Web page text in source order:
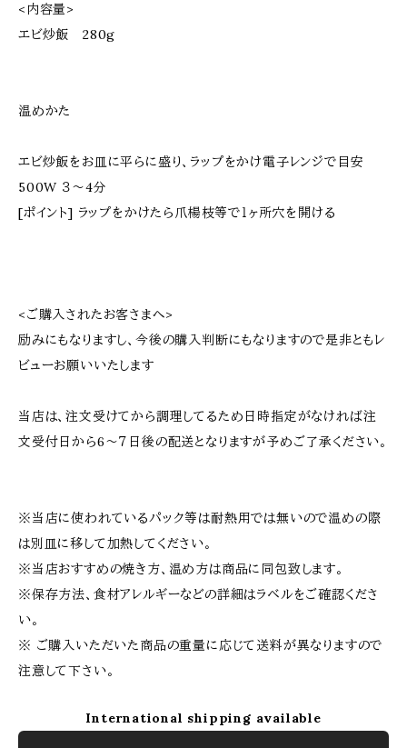
<内容量>
エビ炒飯 280g
温めかた
エビ炒飯をお皿に平らに盛り、ラップをかけ電子レンジで目安
500W ３〜4分
[ポイント] ラップをかけたら爪楊枝等で１ヶ所穴を開ける
<ご購入されたお客さまへ>
励みにもなりますし、今後の購入判断にもなりますので是非ともレ
ビューお願いいたします
当店は、注文受けてから調理してるため日時指定がなければ注
文受付日から6〜７日後の配送となりますが予めご了承ください。
※当店に使われているパック等は耐熱用では無いので温めの際
は別皿に移して加熱してください。
※当店おすすめの焼き方、温め方は商品に同包致します。
※保存方法、食材アレルギーなどの詳細はラベルをご確認くださ
い。
※ ご購入いただいた商品の重量に応じて送料が異なりますので
注意して下さい。
International shipping available